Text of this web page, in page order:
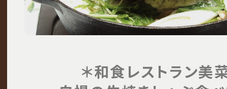
＊和食レストラン美